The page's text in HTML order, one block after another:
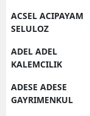
ACSEL ACIPAYAM
SELULOZ
ADEL ADEL
KALEMCILIK
ADESE ADESE
GAYRIMENKUL